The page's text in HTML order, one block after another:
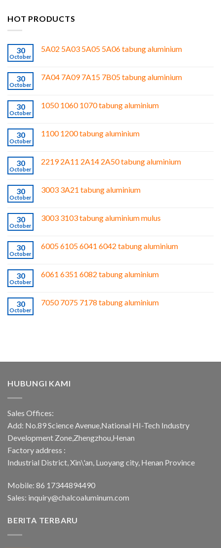
HOT PRODUCTS
30
October
5A02 5A03 5A05 5A06 tabung aluminium
30
October
7A04 7A09 7A15 7B05 tabung aluminium
30
October
1050 1060 1070 tabung aluminium
30
October
1100 1200 tabung aluminium
30
October
2219 2A11 2A14 2A50 tabung aluminium
30
October
3003 3A21 tabung aluminium
30
October
3003 3103 tabung aluminium mulus
30
October
6005 6105 6041 6042 tabung aluminium
30
October
6061 6351 6082 tabung aluminium
30
October
7050 7075 7178 tabung aluminium
HUBUNGI KAMI
Sales Offices:
Add: No.89 Science Avenue,National HI-Tech Industry
Development Zone,Zhengzhou,Henan
Factory address :
Industrial District, Xin\'an, Luoyang city, Henan Province
Mobile: 86 17344894490
Sales: inquiry@chalcoaluminum.com
BERITA TERBARU